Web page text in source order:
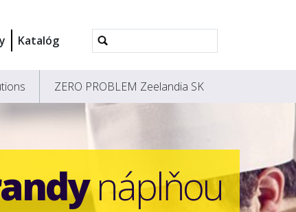
Katalóg
Rozšírené
vyhľadávanie...
ZERO PROBLEM Zeelandia SK
náplňou